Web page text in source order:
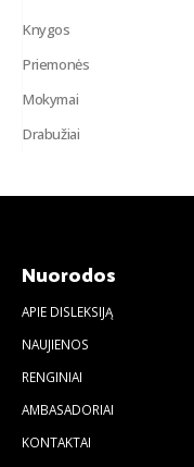
Knygos
Priemonės
Mokymai
Drabužiai
Nuorodos
APIE DISLEKSIJĄ
NAUJIENOS
RENGINIAI
AMBASADORIAI
KONTAKTAI